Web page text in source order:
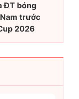
ĐT bóng
trước
2026